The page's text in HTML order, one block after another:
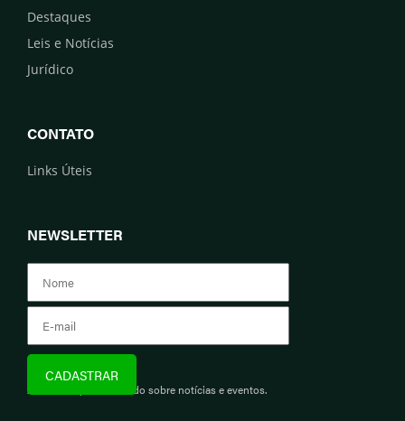
Destaques
Leis e Notícias
Jurídico
CONTATO
Links Úteis
NEWSLETTER
Assine e fique informado sobre notícias e eventos.